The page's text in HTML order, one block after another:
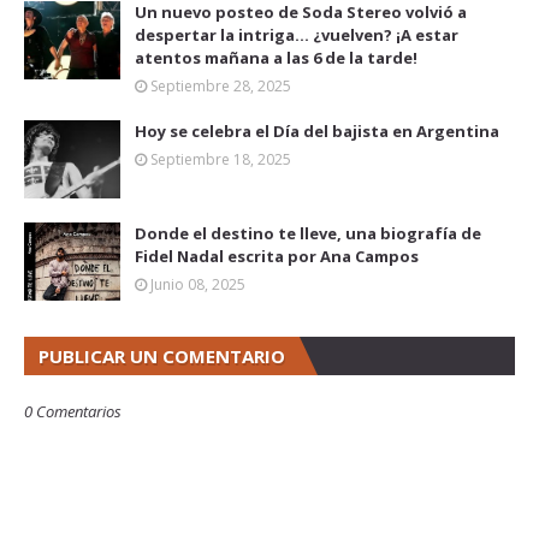
Un nuevo posteo de Soda Stereo volvió a
despertar la intriga... ¿vuelven? ¡A estar
atentos mañana a las 6 de la tarde!
Septiembre 28, 2025
Hoy se celebra el Día del bajista en Argentina
Septiembre 18, 2025
Donde el destino te lleve, una biografía de
Fidel Nadal escrita por Ana Campos
Junio 08, 2025
PUBLICAR UN COMENTARIO
0 Comentarios